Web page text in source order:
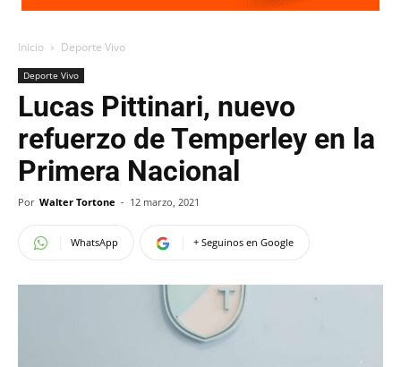
Inicio Deporte Vivo
Deporte Vivo
Lucas Pittinari, nuevo
refuerzo de Temperley en la
Primera Nacional
Por Walter Tortone - 12 marzo, 2021
WhatsApp + Seguinos en Google